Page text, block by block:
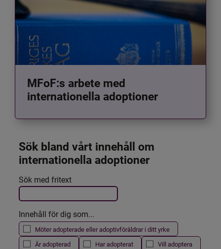
MFoF:s arbete med
internationella adoptioner
Sök bland vårt innehåll om
internationella adoptioner
Filtrera resultatet
Det här formuläret postas automatiskt
Sök med fritext
Innehåll för dig som...
Möter adopterade eller adoptivföräldrar i ditt yrke
Är adopterad
Har adopterat Vill adoptera